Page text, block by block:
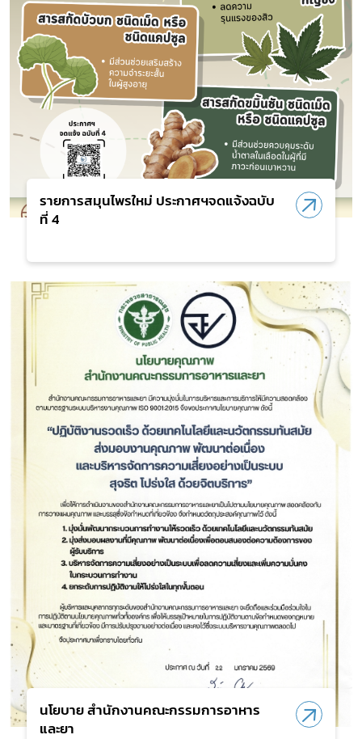
รายการสมุนไพรใหม่ ประกาศฯจดแจ้งฉบับ
ที่ 4
นโยบาย สำนักงานคณะกรรมการอาหาร
และยา